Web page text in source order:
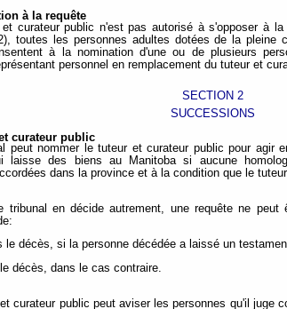
à la requête
et curateur public n'est pas autorisé à s'opposer à
toutes les personnes adultes dotées de la pleine
à la nomination d'une ou de plusieurs
personnel en remplacement du tuteur et
SECTION 2
SUCCESSIONS
curateur public
peut nommer le tuteur et curateur public pour agir
laisse des biens au Manitoba si aucune
dans la province et à la condition que le
tribunal en décide autrement, une requête ne
le décès, si la personne décédée a laissé un
décès, dans le cas contraire.
et curateur public peut aviser les personnes qu'il juge